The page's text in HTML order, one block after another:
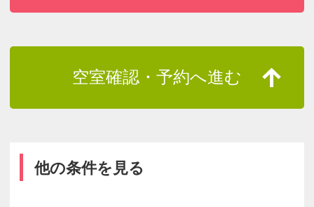
空室確認・予約へ進む
他の条件を見る